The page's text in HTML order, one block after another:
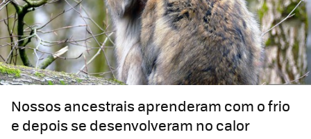
Nossos ancestrais aprenderam com o frio
e depois se desenvolveram no calor